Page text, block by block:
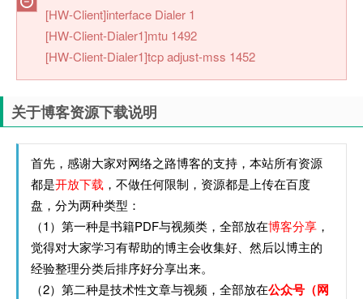
[HW-Client]interface Dialer 1
[HW-Client-Dialer1]mtu 1492
[HW-Client-Dialer1]tcp adjust-mss 1452
关于博客资源下载说明
首先，感谢大家对网络之路博客的支持，本站所有资源
都是开放下载 ，不做任何限制，资源都是上传在百度
盘，分为两种类型：
（1）第一种是书籍PDF与视频类，全部放在博客分享 ，
觉得对大家学习有帮助的博主会收集好、然后以博主的
经验整理分类后排序好分享出来。
（2）第二种是技术性文章与视频，全部放在公众号（网